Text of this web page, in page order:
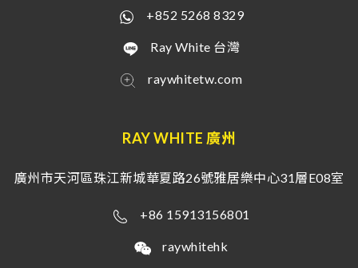
+852 5268 8329
Ray White 台灣
raywhitetw.com
RAY WHITE 廣州
廣州市天河區珠江新城華夏路26號雅居樂中心31層E08室
+86 15913156801
raywhitehk